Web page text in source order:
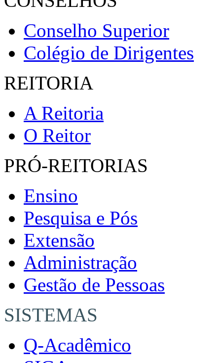
Conselho Superior
Colégio de Dirigentes
REITORIA
A Reitoria
O Reitor
PRÓ-REITORIAS
Ensino
Pesquisa e Pós
Extensão
Administração
Gestão de Pessoas
SISTEMAS
Q-Acadêmico